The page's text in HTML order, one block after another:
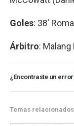
Goles: 38'
Árbitro: Malang
¿Encontraste un
Temas relacionados